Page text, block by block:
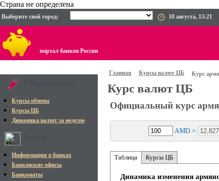
Страна не определена
Выберите свой город: 10 августа, 13:21
портал банков России
Курсы обмена
Курсы ЦБ
Динамика валют за неделю
Информация о банках
Банковские офисы
Банкоматы
Главная Курсы валют ЦБ Курс
Курс валют ЦБ
Официальный курс
AMD =
Таблица Курсы ЦБ
Динамика изменения